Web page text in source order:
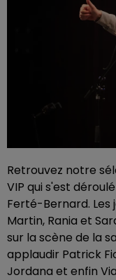
Retrouvez notre
VIP qui s'est
Ferté-Bernard. Les
Martin, Rania et
sur la scène de la
applaudir Patrick
Jordana et enfin